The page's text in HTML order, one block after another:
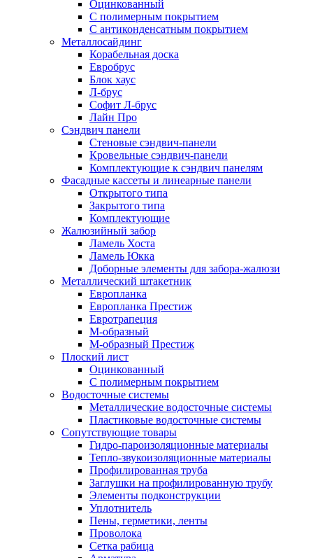
Оцинкованный
С полимерным покрытием
С антиконденсатным покрытием
Металлосайдинг
Корабельная доска
Евробрус
Блок хаус
Л-брус
Софит Л-брус
Лайн Про
Сэндвич панели
Стеновые сэндвич-панели
Кровельные сэндвич-панели
Комплектующие к сэндвич панелям
Фасадные кассеты и линеарные панели
Открытого типа
Закрытого типа
Комплектующие
Жалюзийный забор
Ламель Хоста
Ламель Юкка
Доборные элементы для забора-жалюзи
Металлический штакетник
Европланка
Европланка Престиж
Евротрапеция
М-образный
М-образный Престиж
Плоский лист
Оцинкованный
С полимерным покрытием
Водосточные системы
Металлические водосточные системы
Пластиковые водосточные системы
Сопутствующие товары
Гидро-пароизоляционные материалы
Тепло-звукоизоляционные материалы
Профилированная труба
Заглушки на профилированную трубу
Элементы подконструкции
Уплотнитель
Пены, герметики, ленты
Проволока
Сетка рабица